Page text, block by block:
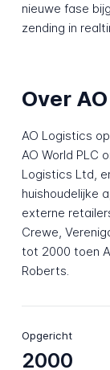
nieuwe fase
zending in
Over
AO Logistics
AO World PLC
Logistics Ltd,
huishoudelijke
externe
Crewe,
tot 2000 toen
Roberts.
Opgericht
2000